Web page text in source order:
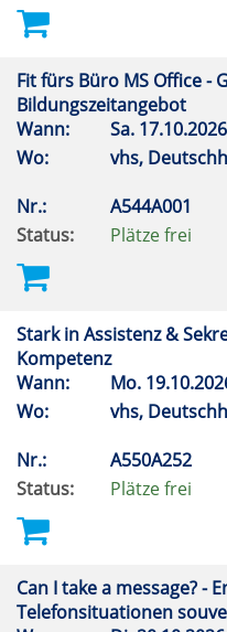
Fit fürs Büro MS Office -
Bildungszeitangebot
Wann:
Sa.
Wo:
vhs,
Nr.:
A544A001
Status:
Plätze frei
Stark in Assistenz &
Kompetenz
Wann:
Mo.
Wo:
vhs,
Nr.:
A550A252
Status:
Plätze frei
Can I take a message? -
Telefonsituationen